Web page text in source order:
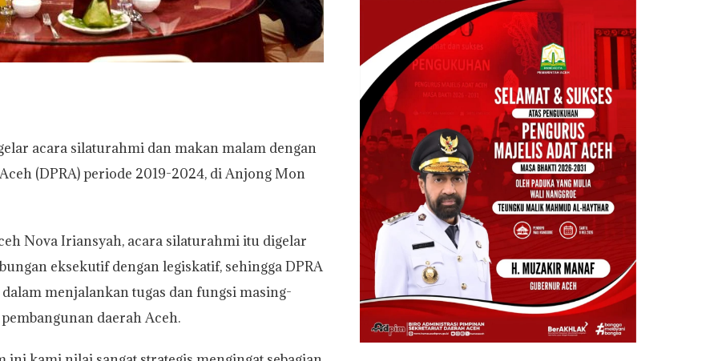
acara silaturahmi dan makan malam dengan
(DPRA) periode 2019-2024, di Anjong Mon
Nova Iriansyah, acara silaturahmi itu digelar
eksekutif dengan legiskatif, sehingga DPRA
menjalankan tugas dan fungsi masing-
daerah Aceh.